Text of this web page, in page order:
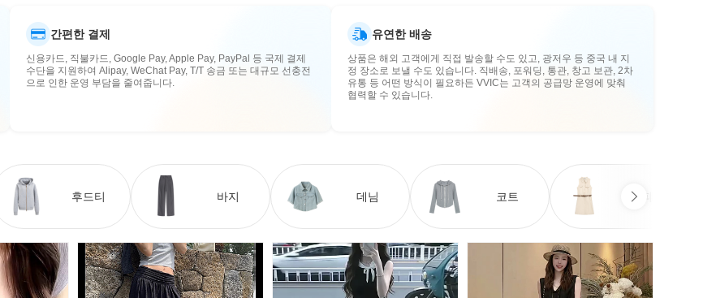
간편한 결제
신용카드, 직불카드, Google Pay, Apple Pay, PayPal 등 국제 결제
수단을 지원하여 Alipay, WeChat Pay, T/T 송금 또는 대규모 선충전
으로 인한 운영 부담을 줄여줍니다.
유연한 배송
상품은 해외 고객에게 직접 발송할 수도 있고, 광저우 등 중국 내 지
정 장소로 보낼 수도 있습니다. 직배송, 포워딩, 통관, 창고 보관, 2차
유통 등 어떤 방식이 필요하든 VVIC는 고객의 공급망 운영에 맞춰
협력할 수 있습니다.
후드티 바지 데님 코트 원피스